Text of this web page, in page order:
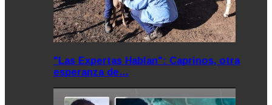
"Las Expertas Hablan": Caprinos, otra
esperanza de…